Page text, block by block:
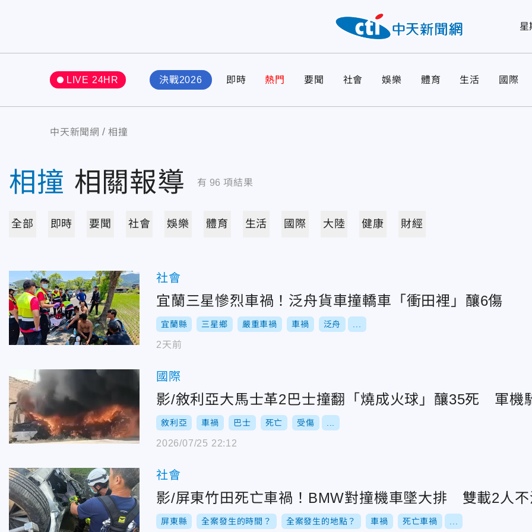
星
LIVE 24HR 決戰2026 即時 熱門 要聞 社會 娛樂 體育 生活 國際
中天新聞網 相撞
相撞 相關報導 有 96 項結果
全部 即時 要聞 社會 娛樂 體育 生活 國際 大陸 健康 財經
社會
宜蘭三星慘烈車禍！泛舟貨車撞轎車「衝田裡」釀6傷
宜蘭縣 三星鄉 嚴重車禍 車禍 泛舟
2天前
國際
影/敘利亞大馬士革2巴士撞翻「燒成火球」釀35死 軍機
敘利亞 車禍 巴士 死亡 受傷
2026/07/25 22:12
社會
影/屏東竹田死亡車禍！BMW對撞機車墜大排 雙載2人不
屏東縣 全案發生的時間？ 全案發生的地點？ 車禍 死亡車禍